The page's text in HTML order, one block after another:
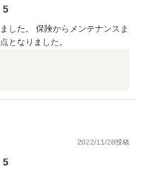
5
した。 保険からメンテナンスま
となりました。
2022/11/28投稿
5